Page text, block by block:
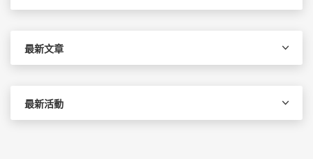
關
最新文章
最新活動